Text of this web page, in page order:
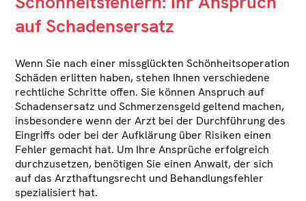
auf Schadensersatz
Wenn Sie nach einer missglückten Schönheitsoperation
Schäden erlitten haben, stehen Ihnen verschiedene
rechtliche Schritte offen. Sie können Anspruch auf
Schadensersatz und Schmerzensgeld geltend machen,
insbesondere wenn der Arzt bei der Durchführung des
Eingriffs oder bei der Aufklärung über Risiken einen
Fehler gemacht hat. Um Ihre Ansprüche erfolgreich
durchzusetzen, benötigen Sie einen Anwalt, der sich
auf das Arzthaftungsrecht und Behandlungsfehler
spezialisiert hat.